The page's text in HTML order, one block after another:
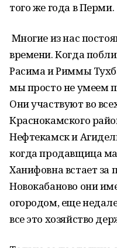
того же года в Перми.
Многие из нас
времени. Когда
Расима и Риммы
мы просто не умеем
Они участвуют во
Краснокамского
Нефтекамск и
когда продавщица
Ханифовна встает за
Новокабаново они
огородом, еще
все это хозяйство